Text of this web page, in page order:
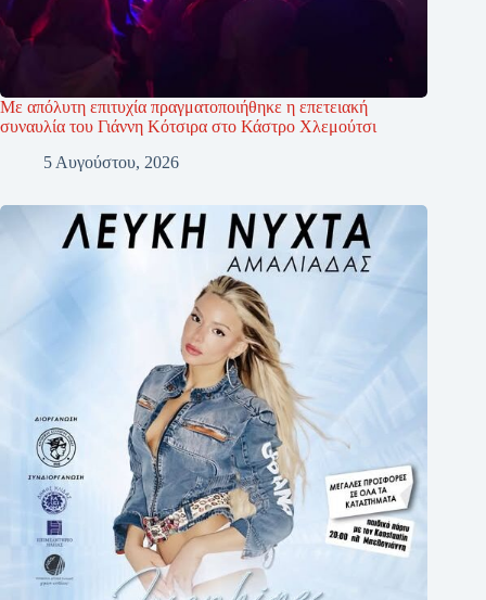
Με απόλυτη επιτυχία πραγματοποιήθηκε η επετειακή
συναυλία του Γιάννη Κότσιρα στο Κάστρο Χλεμούτσι
5 Αυγούστου, 2026